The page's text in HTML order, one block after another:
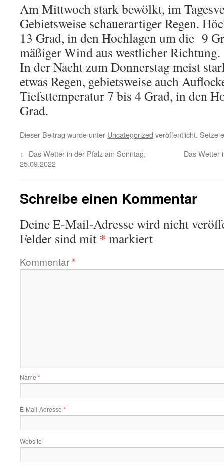
Am Mittwoch stark bewölkt, im
Gebietsweise schauerartiger Regen.
13 Grad, in den Hochlagen um die 9
mäßiger Wind aus westlicher Richtung.
In der Nacht zum Donnerstag meist
etwas Regen, gebietsweise auch
Tiefsttemperatur 7 bis 4 Grad, in den
Grad.
Dieser Beitrag wurde unter Uncategorized veröffentlicht. Setze
← Das Wetter in der Pfalz am Sonntag,
25.09.2022
Das Wetter
Schreibe einen Kommentar
Deine E-Mail-Adresse wird nicht
Felder sind mit * markiert
Kommentar*
Name *
E-Mail-Adresse *
Website